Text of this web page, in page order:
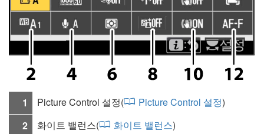
1 Picture Control 설정( Picture Control 설정)
2
화이트 밸런스( 화이트 밸런스)